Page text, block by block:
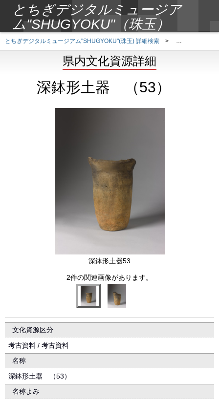
とちぎデジタルミュージア
ム"SHUGYOKU"（珠玉）
とちぎデジタルミュージアム"SHUGYOKU"(珠玉) 詳細検索 > 県内文化資源詳
県内文化資源詳細
深鉢形土器 （53）
深鉢形土器53
2件の関連画像があります。
文化資源区分
考古資料 / 考古資料
名称
深鉢形土器 （53）
名称よみ